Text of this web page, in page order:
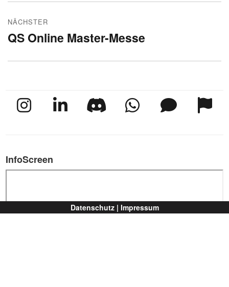
NÄCHSTER
Nächster
QS Online Master-Messe
InfoScreen
Datenschutz | Impressum